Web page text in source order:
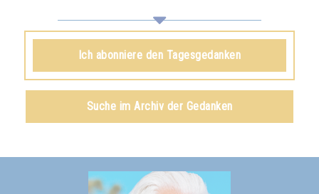
einzuführen. Es wird nach und nach alle verbrauchten, kranken Partikel
eures Körpers durch neue, reinere Partikel ersetzen. Und wenn ihr einmal
das Licht in euch aufgesogen habt, könnt ihr euch noch üben, dieses
Licht in die ganze Welt zu schicken, um allen Menschen zu helfen.*
Omraam Mikhaël Aïvanhov
Siehe das BuchDas Licht, lebendiger Geist, kapitel IX
Ich abonniere den Tagesgedanken
Suche im Archiv der Gedanken